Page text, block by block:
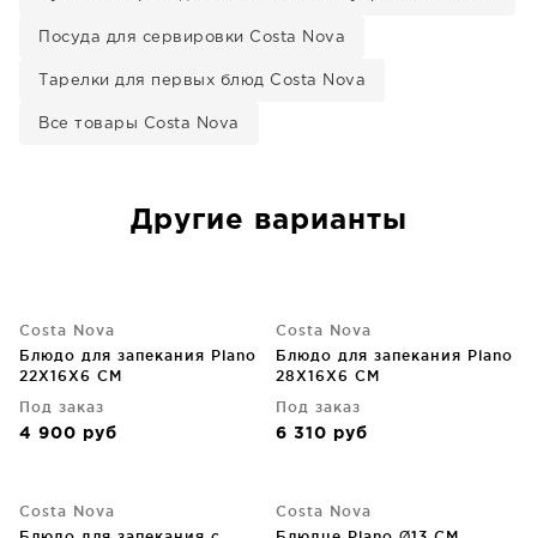
Посуда для сервировки Costa Nova
Тарелки для первых блюд Costa Nova
Все товары Costa Nova
Другие варианты
Costa Nova
Блюдо для запекания Plano
22X16X6 CM
Под заказ
4 900 руб
Costa Nova
Блюдо для запекания Plano
28X16X6 CM
Под заказ
6 310 руб
Costa Nova
Costa Nova